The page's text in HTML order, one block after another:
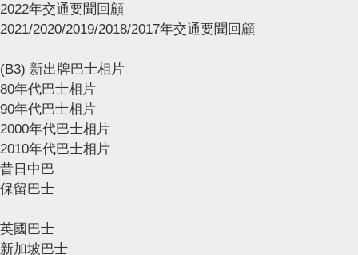
2022年交通要聞回顧
2021/2020/2019/2018/2017年交通要聞回顧
(B3) 新出牌巴士相片
80年代巴士相片
90年代巴士相片
2000年代巴士相片
2010年代巴士相片
昔日中巴
保留巴士
英國巴士
新加坡巴士